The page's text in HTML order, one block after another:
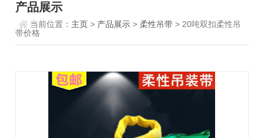
产品展示
当前位置： 主页 > 产品展示 >柔性吊带 > 20吨双扣柔性吊
带价格